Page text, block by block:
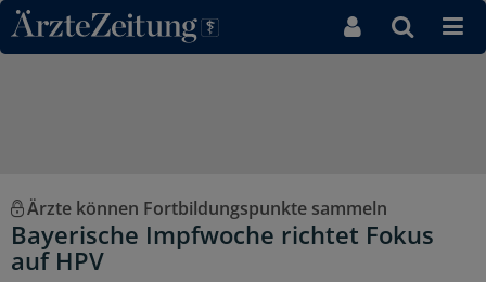
Direkt zum Inhaltsbereich
Ärzte können Fortbildungspunkte sammeln
Bayerische Impfwoche richtet Fokus
auf HPV